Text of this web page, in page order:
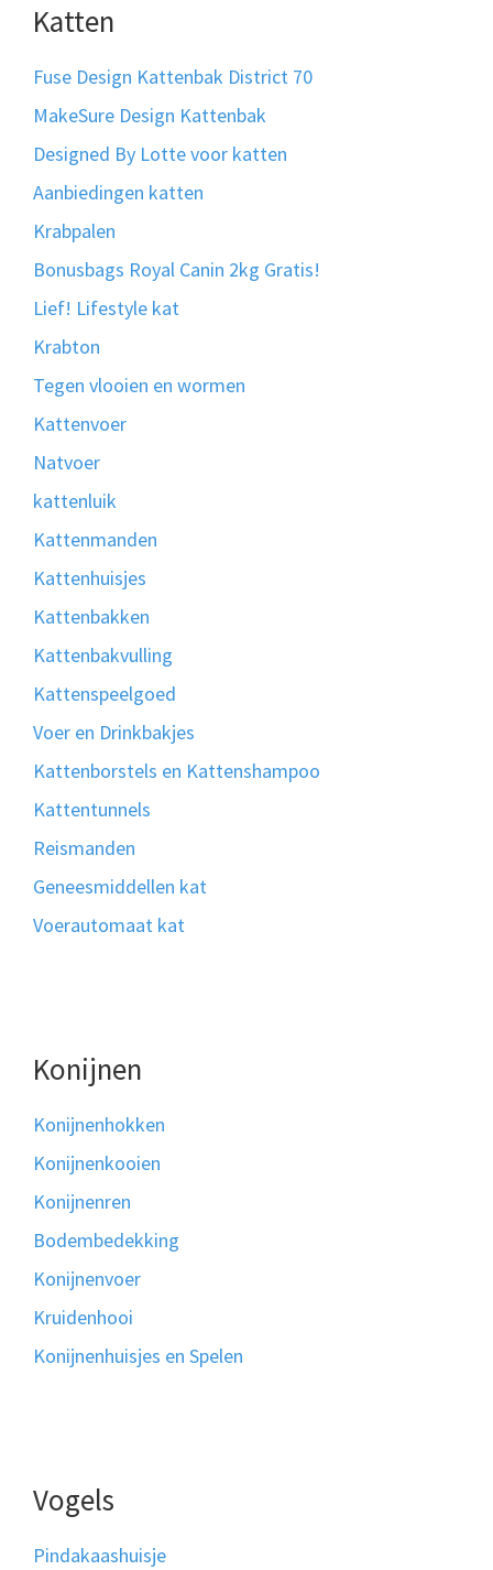
Katten
Fuse Design Kattenbak District 70
MakeSure Design Kattenbak
Designed By Lotte voor katten
Aanbiedingen katten
Krabpalen
Bonusbags Royal Canin 2kg Gratis!
Lief! Lifestyle kat
Krabton
Tegen vlooien en wormen
Kattenvoer
Natvoer
kattenluik
Kattenmanden
Kattenhuisjes
Kattenbakken
Kattenbakvulling
Kattenspeelgoed
Voer en Drinkbakjes
Kattenborstels en Kattenshampoo
Kattentunnels
Reismanden
Geneesmiddellen kat
Voerautomaat kat
Konijnen
Konijnenhokken
Konijnenkooien
Konijnenren
Bodembedekking
Konijnenvoer
Kruidenhooi
Konijnenhuisjes en Spelen
Vogels
Pindakaashuisje